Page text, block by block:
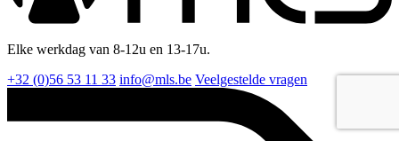
Elke werkdag van 8-12u en 13-17u.
+32 (0)56 53 11 33 info@mls.be Veelgestelde vragen